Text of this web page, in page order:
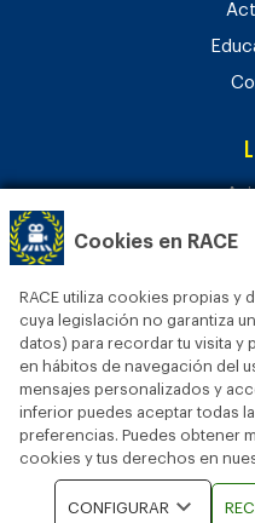
Cookies en RACE
RACE utiliza cookies propias y
cuya legislación no garantiza
datos) para recordar tu visita y
en hábitos de navegación del
mensajes personalizados y
inferior puedes aceptar todas
preferencias. Puedes obtener
cookies y tus derechos en
CONFIGURAR
Política
© 2024 FUNDACIÓN